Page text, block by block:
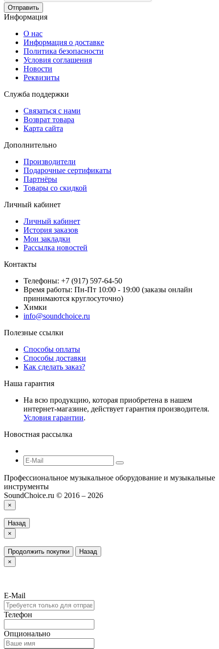
Отправить
Информация
О нас
Информация о доставке
Политика безопасности
Условия соглашения
Новости
Реквизиты
Служба поддержки
Связаться с нами
Возврат товара
Карта сайта
Дополнительно
Производители
Подарочные сертификаты
Партнёры
Товары со скидкой
Личный кабинет
Личный кабинет
История заказов
Мои закладки
Рассылка новостей
Контакты
Телефоны: +7 (917) 597-64-50
Время работы: Пн-Пт 10:00 - 19:00 (заказы онлайн
принимаются круглосуточно)
Химки
info@soundchoice.ru
Полезные ссылки
Способы оплаты
Способы доставки
Как сделать заказ?
Наша гарантия
На всю продукцию, которая приобретена в нашем
интернет-магазине, действует гарантия производителя.
Условия гарантии.
Новостная рассылка
Профессиональное музыкальное оборудование и музыкальные
инструменты
SoundChoice.ru © 2016 – 2026
×
Назад
×
Продолжить покупки
Назад
×
E-Mail
Телефон
Опционально